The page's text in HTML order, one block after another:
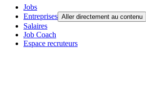
Jobs
Entreprises Aller directement au contenu
Salaires
Job Coach
Espace recruteurs